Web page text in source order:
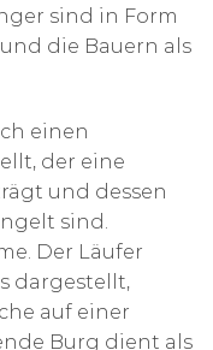
sind in Form
die Bauern als
einen
der eine
und dessen
sind.
Der Läufer
dargestellt,
auf einer
Burg dient als